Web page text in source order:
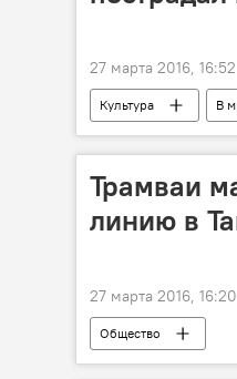
27 марта 2016, 16:52
Культура В
Трамваи
линию в
27 марта 2016, 16:20
Общество